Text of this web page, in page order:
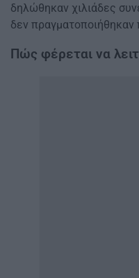
δηλώθηκαν χιλιάδες
δεν πραγματοποιήθηκαν
Πώς φέρεται να